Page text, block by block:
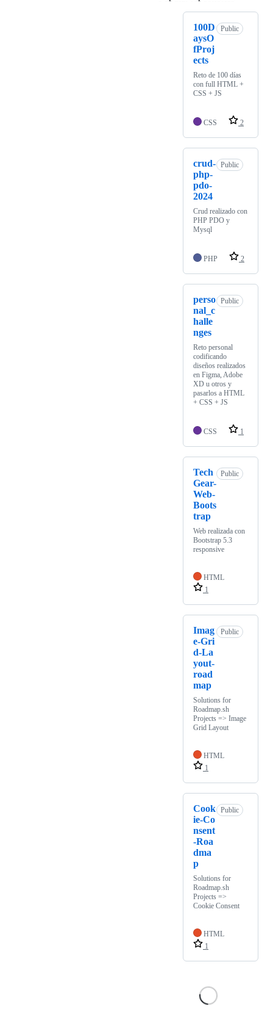
100D
aysO
fProj
ects
Public
Reto de 100 días
con full HTML +
CSS + JS
CSS 2
crud-
php-
pdo-
2024
Public
Crud realizado con
PHP PDO y
Mysql
PHP 2
perso
nal_c
halle
nges
Public
Reto personal
codificando
diseños realizados
en Figma, Adobe
XD u otros y
pasarlos a HTML
+ CSS + JS
CSS 1
Tech
Gear-
Web-
Boots
trap
Public
Web realizada con
Bootstrap 5.3
responsive
HTML
1
Imag
e-Gri
d-La
yout-
road
map
Public
Solutions for
Roadmap.sh
Projects => Image
Grid Layout
HTML
1
Cook
ie-Co
nsent
-Roa
dma
p
Public
Solutions for
Roadmap.sh
Projects =>
Cookie Consent
HTML
1